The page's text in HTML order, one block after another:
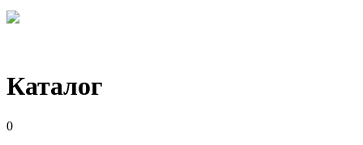
Каталог
0